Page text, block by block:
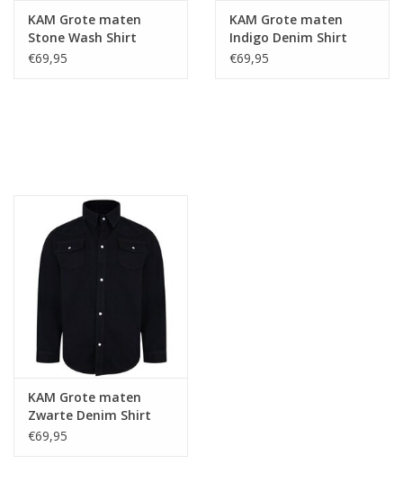
KAM Grote maten
Stone Wash Shirt
€69,95
KAM Grote maten
Indigo Denim Shirt
€69,95
KAM Grote maten
Zwarte Denim Shirt
€69,95